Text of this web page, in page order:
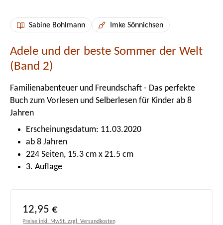
Sabine Bohlmann Imke Sönnichsen
Adele und der beste Sommer der Welt
(Band 2)
Familienabenteuer und Freundschaft - Das perfekte
Buch zum Vorlesen und Selberlesen für Kinder ab 8
Jahren
Erscheinungsdatum: 11.03.2020
ab 8 Jahren
224 Seiten, 15.3 cm x 21.5 cm
3. Auflage
Regulärer Preis:
12,95 €
Preise inkl. MwSt. zzgl. Versandkosten